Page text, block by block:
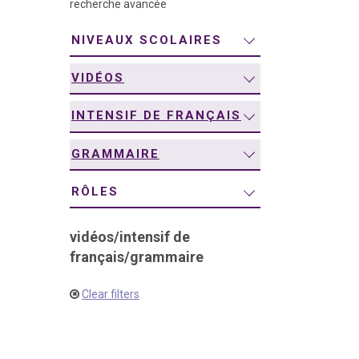
recherche avancée
NIVEAUX SCOLAIRES
VIDÉOS
INTENSIF DE FRANÇAIS
GRAMMAIRE
RÔLES
vidéos/intensif de
français/grammaire
Clear filters